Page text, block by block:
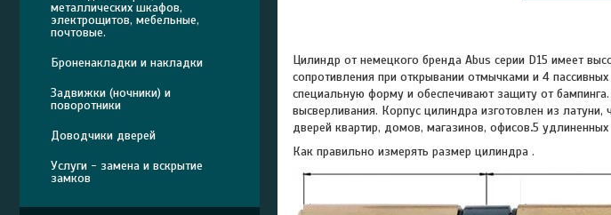
Цилиндр от немецкого бренда Abus серии D15 имеет
сопротивления при открывании отмычками и 4
специальную форму и обеспечивают защиту от
высверливания. Корпус цилиндра изготовлен из
дверей квартир, домов, магазинов, офисов.5
Как правильно измерять размер цилиндра .
металлических шкафов,
электрощитов, мебельные,
почтовые.
Броненакладки и накладки
Задвижки (ночники) и
поворотники
Доводчики дверей
Услуги - замена и вскрытие
замков